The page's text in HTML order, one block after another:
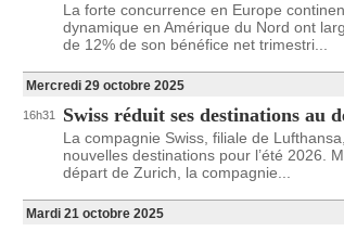
La forte concurrence en Europe
dynamique en Amérique du Nord ont
de 12% de son bénéfice net trimestri...
Mercredi 29 octobre 2025
16h31 Swiss réduit ses destinations au
La compagnie Swiss, filiale de
nouvelles destinations pour l’été 2026.
départ de Zurich, la compagnie...
Mardi 21 octobre 2025